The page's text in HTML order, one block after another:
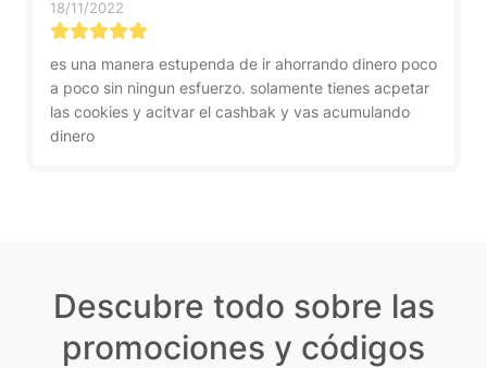
18/11/2022
es una manera estupenda de ir ahorrando dinero poco
a poco sin ningun esfuerzo. solamente tienes acpetar
las cookies y acitvar el cashbak y vas acumulando
dinero
Descubre todo sobre las
promociones y códigos